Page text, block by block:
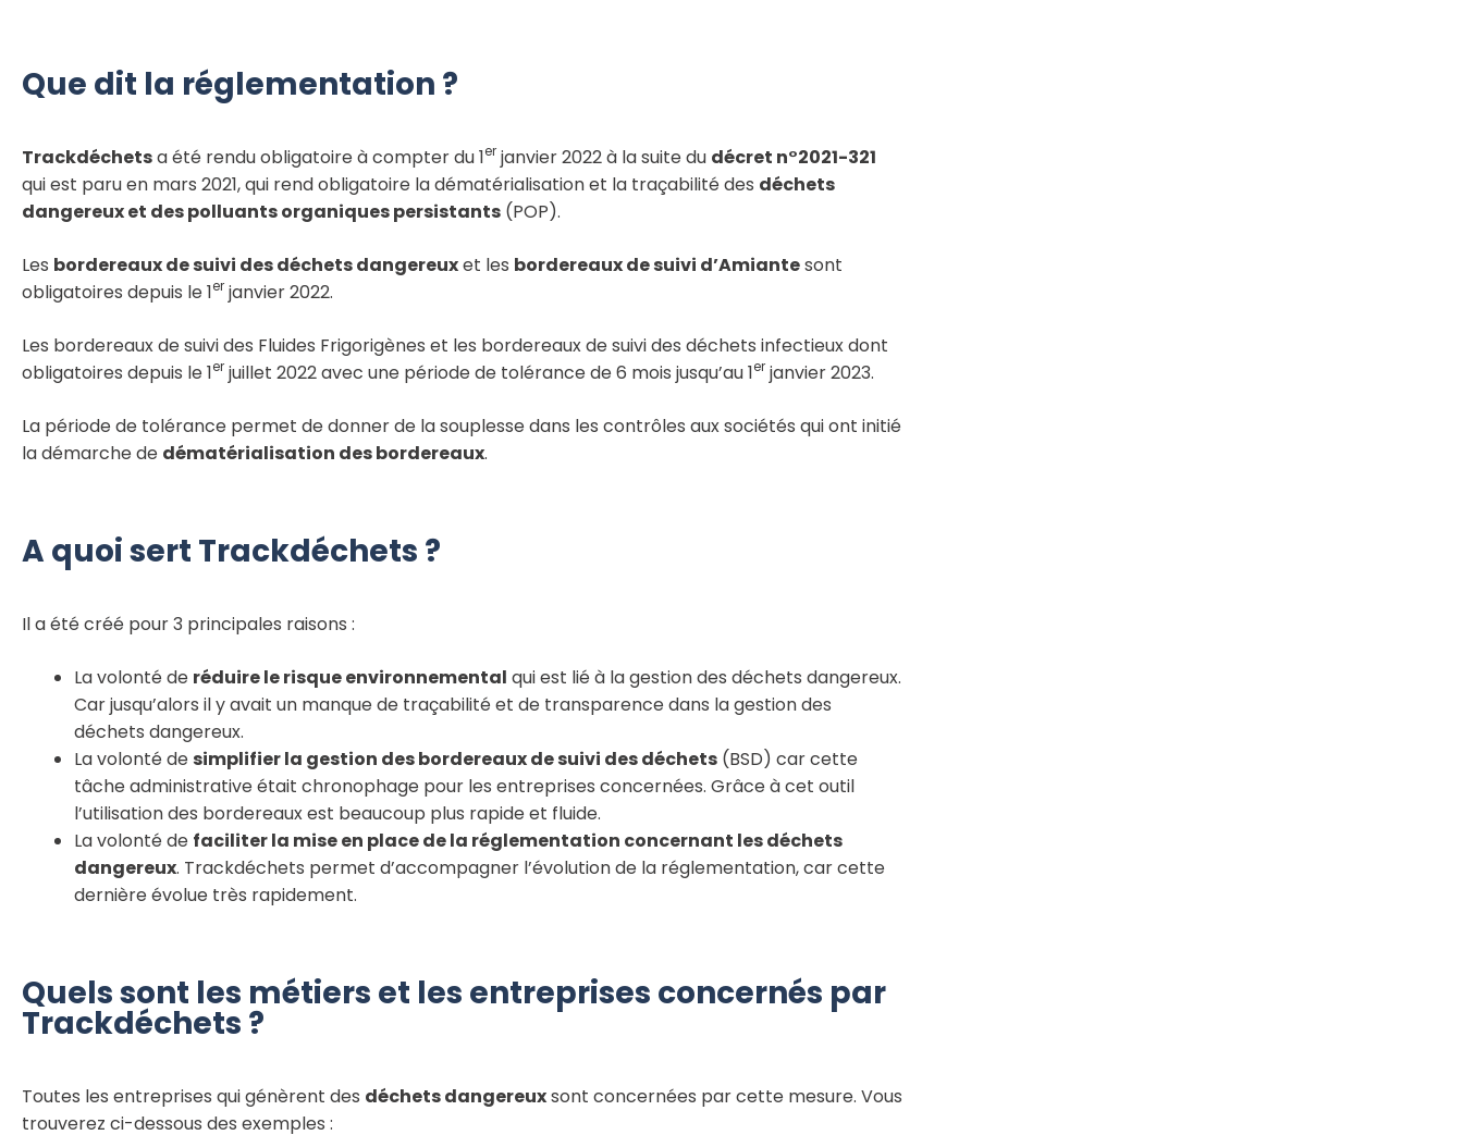
Que dit la réglementation ?
Trackdéchetsa été rendu obligatoire à compter du 1er janvier 2022 à la suite du décret n°2021-321
qui est paru en mars 2021, qui rend obligatoire la dématérialisation et la traçabilité des déchets
dangereux et des polluants organiques persistants (POP).
Les bordereaux de suivi des déchets dangereuxet les bordereaux de suivi d’Amiantesont
obligatoires depuis le 1er janvier 2022.
Les bordereaux de suivi des Fluides Frigorigènes et les bordereaux de suivi des déchets infectieux dont
obligatoires depuis le 1er juillet 2022 avec une période de tolérance de 6 mois jusqu’au 1er janvier 2023.
La période de tolérance permet de donner de la souplesse dans les contrôles aux sociétés qui ont initié
la démarche de dématérialisation des bordereaux.
A quoi sert Trackdéchets ?
Il a été créé pour 3 principales raisons :
La volonté de réduire le risque environnemental qui est lié à la gestion des déchets dangereux.
Car jusqu’alors il y avait un manque de traçabilité et de transparence dans la gestion des
déchets dangereux.
La volonté de simplifier la gestion des bordereaux de suivi des déchets (BSD) car cette
tâche administrative était chronophage pour les entreprises concernées. Grâce à cet outil
l’utilisation des bordereaux est beaucoup plus rapide et fluide.
La volonté de faciliter la mise en place de la réglementation concernant les déchets
dangereux. Trackdéchets permet d’accompagner l’évolution de la réglementation, car cette
dernière évolue très rapidement.
Quels sont les métiers et les entreprises concernés par
Trackdéchets ?
Toutes les entreprises qui génèrent des déchets dangereuxsont concernées par cette mesure. Vous
trouverez ci-dessous des exemples :